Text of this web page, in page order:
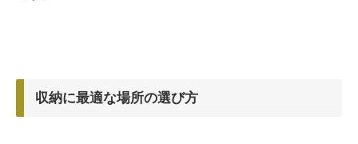
収納に最適な場所の選び方